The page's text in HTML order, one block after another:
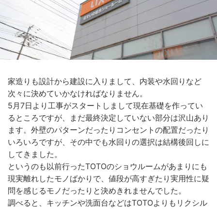
家造りも設計から建設に入りまして、内装や水回りなど
次々に決めていかなければなりません。
5月7日より工事がスタートしまして現在基礎を作ってい
るところですが、まだ最終決定していない部分は沢山あり
ます。外壁のパターンだったりコンセントの配置だったり
いろいろですが、その中でも水回りの選択は結構後回しに
してきました。
というのも以前行ったTOTOのショウルームがあまりにも
現実離れしたモノばかりで、値段が高すぎたり実用性に疑
問を感じるモノだったりと決めきれませんでした。
調べると、キッチンや洗面台などはTOTOよりもリクシル